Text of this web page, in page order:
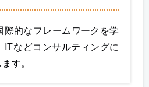
際的なフレームワークを学
ITなどコンサルティングに
す。